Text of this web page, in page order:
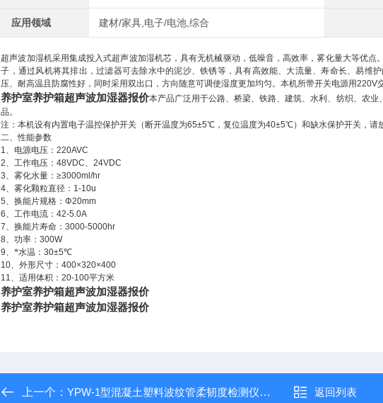
应用领域 建材/家具,电子/电池,综合
超声波加湿机采用集成投入式超声波加湿机芯，具有无机械驱动，低噪音，高效率，雾化量大等优
子，通过风机将其排出，过滤器可去除水中的泥沙、铁锈等，具有高效能、大流量、寿命长、易维
压、耐高温且防腐性好，同时采用双出口，方向随意可调使湿度更加均匀。本机所带开关电源用220V
养护室养护箱超声波加湿器报价本产品广泛用于公路、桥梁、铁路、建筑、水利、纺织、农
品。
注：本机设有内置电子温控保护开关（断开温度为65±5℃ ，复位温度为40±5℃）和缺水保护开关，请
二、性能参数
1、电源电压：220AVC
2、工作电压：48VDC、24VDC
3、雾化水量：≥3000ml/hr
4、雾化颗粒直径： 1-10u
5、换能片规格：Φ20mm
6、工作电流：42-5.0A
7、换能片寿命：3000-5000hr
8、功率：300W
9、*水温：30±5℃
10、外形尺寸：400×320×400
11、适用体积：20-100平方米
养护室养护箱超声波加湿器报价
养护室养护箱超声波加湿器报价
上一个：YPW-1型混凝土塑料波纹管柔韧度检测仪实物图 返回列表